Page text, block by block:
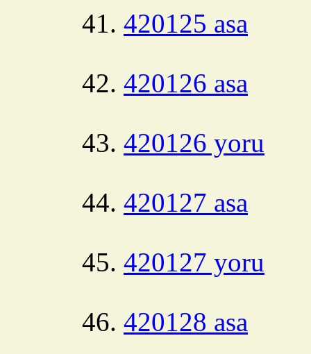
420125 asa
420126 asa
420126 yoru
420127 asa
420127 yoru
420128 asa